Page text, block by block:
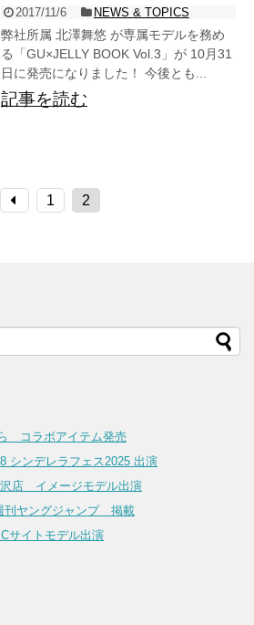
2017/11/6 NEWS & TOPICS
弊社所属 北澤舞悠 が専属モデルを務め
る「GU×JELLY BOOK Vol.3」が 10月31
日に発売になりました！ 今後とも...
記事を読む
1 2
コラボアイテム発売
ンデレラフェス2025 出演
店 イメージモデル出演
ヤングジャンプ 掲載
サイトモデル出演